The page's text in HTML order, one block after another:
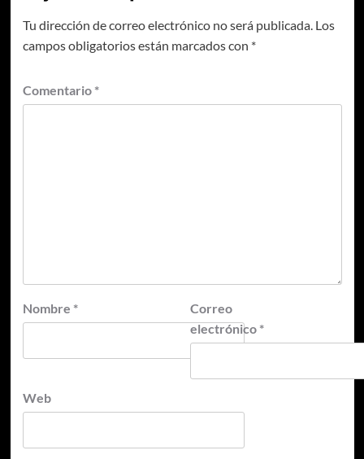
Tu dirección de correo electrónico no será publicada. Los
campos obligatorios están marcados con *
Comentario *
Nombre *
Correo
electrónico *
Web